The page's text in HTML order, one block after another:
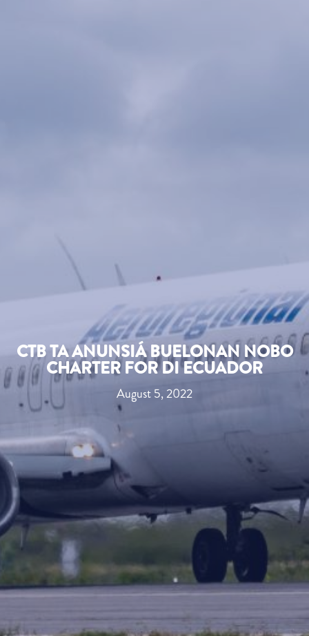
CTB TA ANUNSIÁ BUELONAN NOBO
CHARTER FOR DI ECUADOR
August 5, 2022